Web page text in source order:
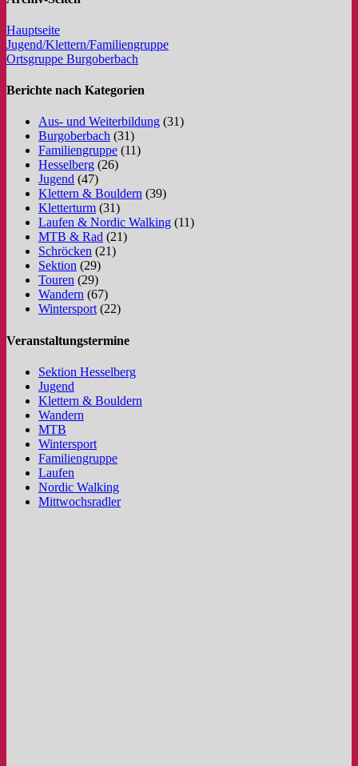
Hauptseite
Jugend/Klettern/Familiengruppe
Ortsgruppe Burgoberbach
Berichte nach Kategorien
Aus- und Weiterbildung (31)
Burgoberbach (31)
Familiengruppe (11)
Hesselberg (26)
Jugend (47)
Klettern & Bouldern (39)
Kletterturm (31)
Laufen & Nordic Walking (11)
MTB & Rad (21)
Schröcken (21)
Sektion (29)
Touren (29)
Wandern (67)
Wintersport(22)
Veranstaltungstermine
Sektion Hesselberg
Jugend
Klettern & Bouldern
Wandern
MTB
Wintersport
Familiengruppe
Laufen
Nordic Walking
Mittwochsradler